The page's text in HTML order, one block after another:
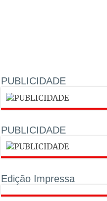
PUBLICIDADE
PUBLICIDADE
Edição Impressa